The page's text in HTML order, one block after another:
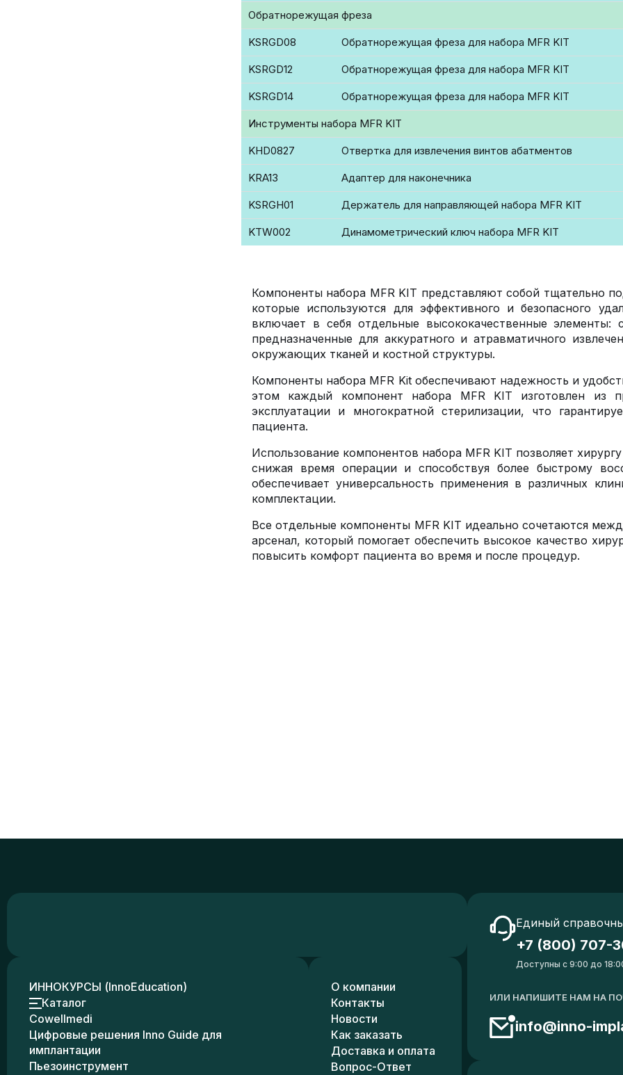
Обратнорежущая фреза
KSRGD08 Обратнорежущая фреза для набора MFR KIT
KSRGD12 Обратнорежущая фреза для набора MFR KIT
KSRGD14 Обратнорежущая фреза для набора MFR KIT
Инструменты набора MFR KIT
KHD0827 Отвертка для извлечения винтов абатментов
KRA13 Адаптер для наконечника
KSRGH01 Держатель для направляющей набора MFR KIT
KTW002 Динамометрический ключ набора MFR KIT
Компоненты набора MFR KIT представляют собой тщательно
которые используются для эффективного и безопасного
включает в себя отдельные высококачественные
предназначенные для аккуратного и атравматичного
окружающих тканей и костной структуры.
Компоненты набора MFR Kit обеспечивают надежность и
этом каждый компонент набора MFR KIT изготовлен из
эксплуатации и многократной стерилизации, что
пациента.
Использование компонентов набора MFR KIT позволяет
снижая время операции и способствуя более быстрому
обеспечивает универсальность применения в различных
комплектации.
Все отдельные компоненты MFR KIT идеально сочетаются
арсенал, который помогает обеспечить высокое качество
повысить комфорт пациента во время и после процедур.
ИННОКУРСЫ (InnoEducation)
Каталог
Cowellmedi
Цифровые решения Inno Guide для
имплантации
Пьезоинструмент
О компании
Контакты
Новости
Как заказать
Доставка и оплата
Вопрос-Ответ
Единый
+7 (800) 707-
Доступны с 9:00 до
ИЛИ НАПИШИТЕ НАМ НА
info@inno-